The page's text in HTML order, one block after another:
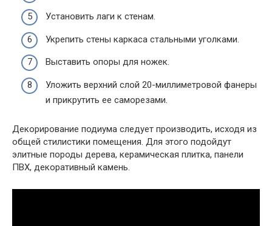
Установить лаги к стенам.
Укрепить стены каркаса стальными уголками.
Выставить опоры для ножек.
Уложить верхний слой 20-миллиметровой фанеры
и прикрутить ее саморезами.
Декорирование подиума следует производить, исходя из
общей стилистики помещения. Для этого подойдут
элитные породы дерева, керамическая плитка, панели
ПВХ, декоративный камень.